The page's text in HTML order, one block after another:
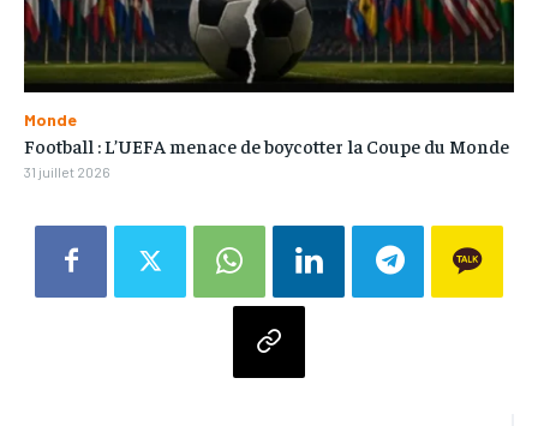
Monde
Football : L’UEFA menace de boycotter la Coupe du Monde
31 juillet 2026